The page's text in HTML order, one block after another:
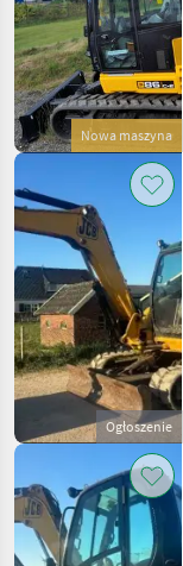
Nowa maszyna
Ogłoszenie